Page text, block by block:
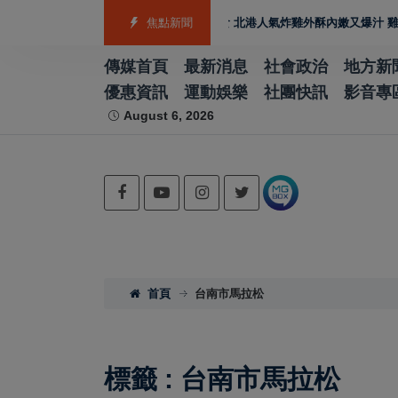
焦點新聞
雲林宵夜美食 北港人氣炸雞外酥內嫩又爆汁 雞排、小
傳媒首頁 最新消息 社會政治
地方新
優惠資訊
運動娛樂 社團快訊 影音專
August 6, 2026
首頁 台南市馬拉松
標籤 : 台南市馬拉松